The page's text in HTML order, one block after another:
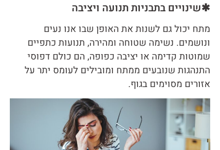
✱שינויים בתבניות תנועה ויציבה
מתח יכול גם לשנות את האופן שבו אנו נעים
ונושמים. נשימה שטוחה ומהירה, תנועות כתפיים
שמוטות קדימה או יציבה כפופה, הם כולם דפוסי
התנהגות שנובעים ממתח ומובילים לעומס יתר על
אזורים מסוימים בגוף.